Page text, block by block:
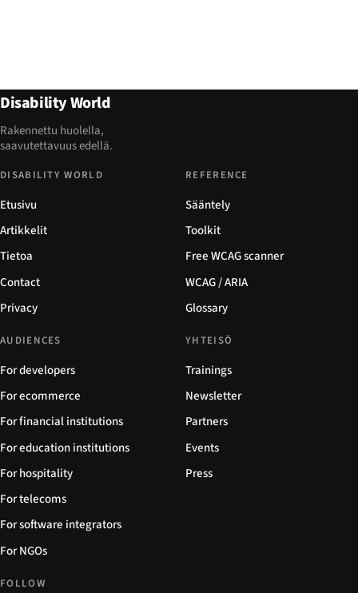
Disability World
Rakennettu huolella,
saavutettavuus edellä.
DISABILITY WORLD
Etusivu
Artikkelit
Tietoa
Contact
Privacy
REFERENCE
Sääntely
Toolkit
Free WCAG scanner
WCAG / ARIA
Glossary
AUDIENCES
For developers
For ecommerce
For financial institutions
For education institutions
For hospitality
For telecoms
For software integrators
For NGOs
YHTEISÖ
Trainings
Newsletter
Partners
Events
Press
FOLLOW